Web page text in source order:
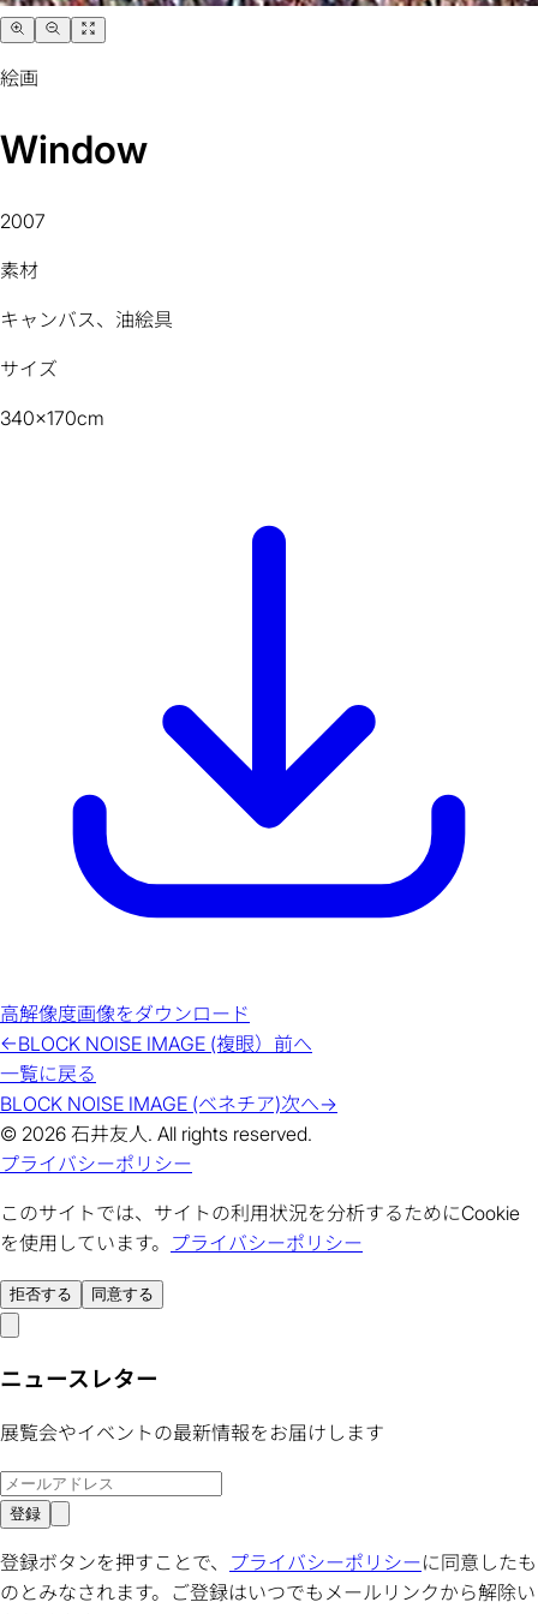
絵画
Window
2007
素材
キャンバス、油絵具
サイズ
340x170cm
高解像度画像をダウンロード
←BLOCK NOISE IMAGE (複眼） 前へ
一覧に戻る
BLOCK NOISE IMAGE (ベネチア)次へ→
© 2026 石井友人. All rights reserved.
プライバシーポリシー
このサイトでは、サイトの利用状況を分析するためにCookie
を使用しています。 プライバシーポリシー
拒否する 同意する
ニュースレター
展覧会やイベントの最新情報をお届けします
登録
登録ボタンを押すことで、 プライバシーポリシーに同意したも
のとみなされます。ご登録はいつでもメールリンクから解除い